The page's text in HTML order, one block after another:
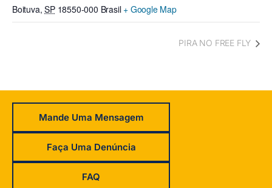
Boituva, SP 18550-000 Brasil + Google Map
PIRA NO FREE FLY
Mande Uma Mensagem
Faça Uma Denúncia
FAQ